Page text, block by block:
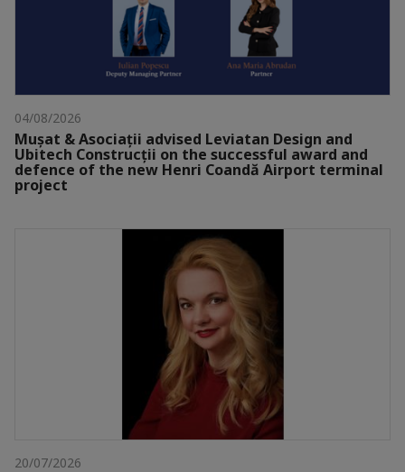
04/08/2026
Mușat & Asociații advised Leviatan Design and
Ubitech Construcții on the successful award and
defence of the new Henri Coandă Airport terminal
project
20/07/2026